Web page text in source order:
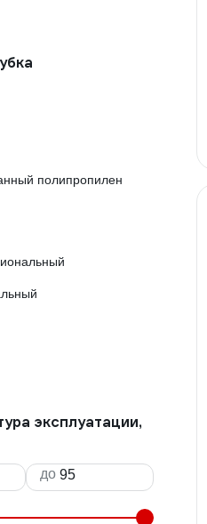
полипропилен
эксплуатации,
до